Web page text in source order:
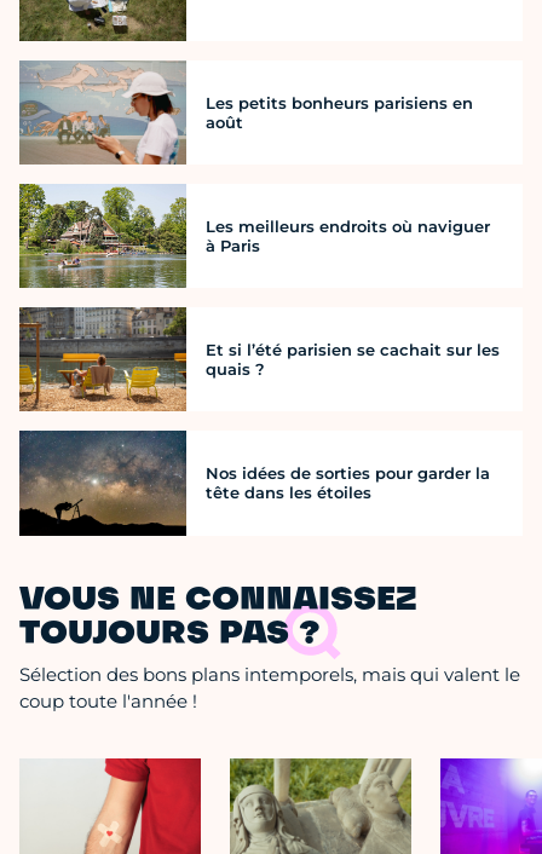
Les petits bonheurs parisiens en
août
Les meilleurs endroits où naviguer
à Paris
Et si l’été parisien se cachait sur les
quais ?
Nos idées de sorties pour garder la
tête dans les étoiles
VOUS NE CONNAISSEZ
TOUJOURS PAS ?
Sélection des bons plans intemporels, mais qui valent le
coup toute l'année !